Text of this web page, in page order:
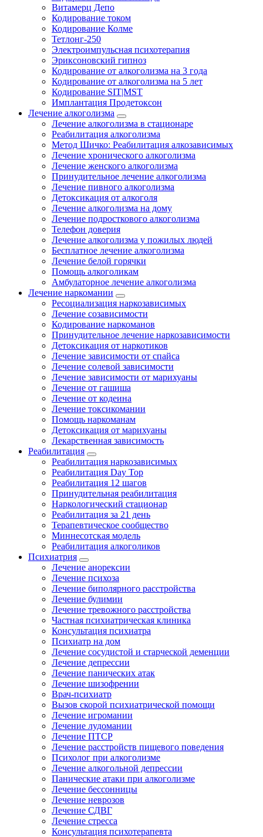
Витамерц Депо
Кодирование током
Кодирование Колме
Тетлонг-250
Электроимпульсная психотерапия
Эриксоновский гипноз
Кодирование от алкоголизма на 3 года
Кодирование от алкоголизма на 5 лет
Кодирование SIT|MST
Имплантация Продетоксон
Лечение алкоголизма
Лечение алкоголизма в стационаре
Реабилитация алкоголизма
Метод Шичко: Реабилитация алкозависимых
Лечение хронического алкоголизма
Лечение женского алкоголизма
Принудительное лечение алкоголизма
Лечение пивного алкоголизма
Детоксикация от алкоголя
Лечение алкоголизма на дому
Лечение подросткового алкоголизма
Телефон доверия
Лечение алкоголизма у пожилых людей
Бесплатное лечение алкоголизма
Лечение белой горячки
Помощь алкоголикам
Амбулаторное лечение алкоголизма
Лечение наркомании
Ресоциализация наркозависимых
Лечение созависимости
Кодирование наркоманов
Принудительное лечение наркозависимости
Детоксикация от наркотиков
Лечение зависимости от спайса
Лечение солевой зависимости
Лечение зависимости от марихуаны
Лечение от гашиша
Лечение от кодеина
Лечение токсикомании
Помощь наркоманам
Детоксикация от марихуаны
Лекарственная зависимость
Реабилитация
Реабилитация наркозависимых
Реабилитация Day Top
Реабилитация 12 шагов
Принудительная реабилитация
Наркологический стационар
Реабилитация за 21 день
Терапевтическое сообщество
Миннесотская модель
Реабилитация алкоголиков
Психиатрия
Лечение анорексии
Лечение психоза
Лечение биполярного расстройства
Лечение булимии
Лечение тревожного расстройства
Частная психиатрическая клиника
Консультация психиатра
Психиатр на дом
Лечение сосудистой и старческой деменции
Лечение депрессии
Лечение панических атак
Лечение шизофрении
Врач-психиатр
Вызов скорой психиатрической помощи
Лечение игромании
Лечение лудомании
Лечение ПТСР
Лечение расстройств пищевого поведения
Психолог при алкоголизме
Лечение алкогольной депрессии
Панические атаки при алкоголизме
Лечение бессонницы
Лечение неврозов
Лечение СДВГ
Лечение стресса
Консультация психотерапевта